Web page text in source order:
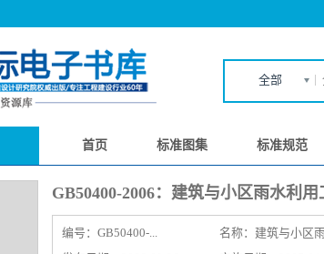
全部
首页 标准图集 标准规范
GB50400-2006：建筑与小区雨水利
编号： GB50400-... 名称： 建筑与小区